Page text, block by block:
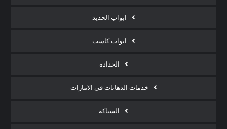
ابواب الحديد
ابواب كاست
الحدادة
خدمات الدهانات في الامارات
السباكة